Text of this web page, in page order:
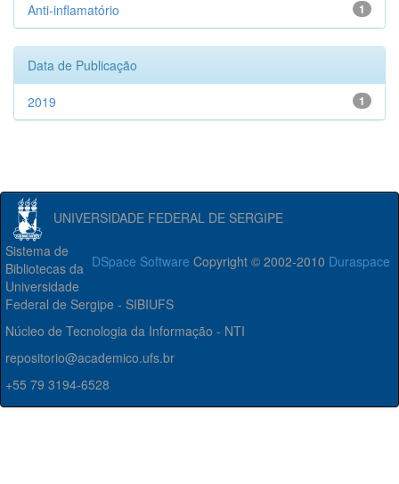
1
Anti-inflamatório
Data de Publicação
1
2019
UNIVERSIDADE FEDERAL DE SERGIPE
DSpace Software Copyright © 2002-2010 Duraspace
Sistema de
Bibliotecas da
Universidade
Federal de Sergipe - SIBIUFS
Núcleo de Tecnologia da Informação - NTI
repositorio@academico.ufs.br
+55 79 3194-6528